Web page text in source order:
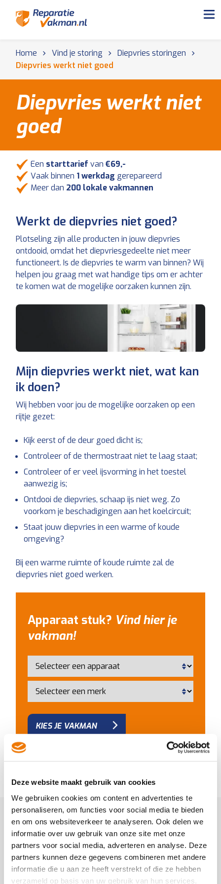
Deze website maakt gebruik van cookies
We gebruiken cookies om content en advertenties te
personaliseren, om functies voor social media te bieden
en om ons websiteverkeer te analyseren. Ook delen we
informatie over uw gebruik van onze site met onze
partners voor social media, adverteren en analyse. Deze
partners kunnen deze gegevens combineren met andere
informatie die u aan ze heeft verstrekt of die ze hebben
verzameld op basis van uw gebruik van hun services.
Home Vind je storing
Diepvries storingen
Diepvries werkt niet goed
Diepvries werkt niet
goed
Een starttarief van €69,-
Vaak binnen 1 werkdag gerepareerd
Meer dan 200 lokale vakmannen
Werkt de diepvries niet goed?
Plotseling zijn alle producten in jouw diepvries
ontdooid, omdat het diepvriesgedeelte niet meer
functioneert. Is de diepvries te warm van binnen? Wij
helpen jou graag met wat handige tips om er achter
te komen wat de mogelijke oorzaken kunnen zijn.
Mijn diepvries werkt niet, wat kan
ik doen?
Wij hebben voor jou de mogelijke oorzaken op een
rijtje gezet:
Kijk eerst of de deur goed dicht is;
Controleer of de thermostraat niet te laag staat;
Controleer of er veel ijsvorming in het toestel
aanwezig is;
Ontdooi de diepvries, schaap ijs niet weg. Zo
voorkom je beschadigingen aan het koelcircuit;
Staat jouw diepvries in een warme of koude
omgeving?
Bij een warme ruimte of koude ruimte zal de
diepvries niet goed werken.
Apparaat stuk? Vind hier je
vakman!
KIES JE VAKMAN
Diepvries laten repareren of
onderhouden?
Heb je de tips hierboven gevolgd maar kom je er niet
uit en werktjouw diepvries nog steeds niet goed?
Maak dan snel een afspraak met een vakman uit
jouw buurt.